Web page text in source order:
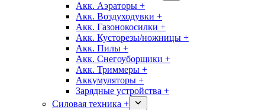
Акк. Аэраторы +
Акк. Воздуходувки +
Акк. Газонокосилки +
Акк. Кусторезы/ножницы +
Акк. Пилы +
Акк. Снегоуборщики +
Акк. Триммеры +
Аккумуляторы +
Зарядные устройства +
Силовая техника +